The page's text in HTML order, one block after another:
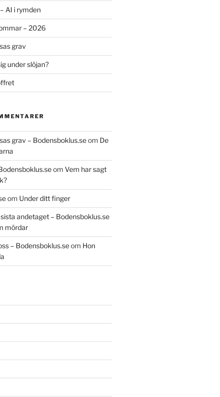
AI i rymden
– 2026
grav
under slöjan?
grav – Bodensboklus.seom De
om Vem har sagt
om Under ditt finger
andetaget – Bodensboklus.se
mördar
– Bodensboklus.seom Hon